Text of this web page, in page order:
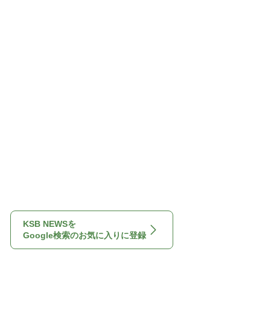
KSB NEWSを
Google検索のお気に入りに登録